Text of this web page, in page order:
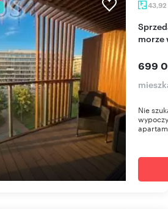
43,92
Sprzedam apartament z tarasem i widokiem na
morze
699
Nie